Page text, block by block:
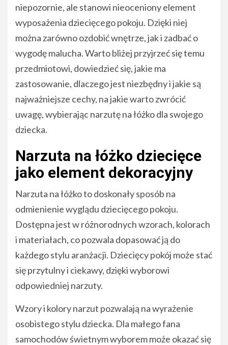
niepozornie, ale stanowi nieoceniony element
wyposażenia dziecięcego pokoju. Dzięki niej
można zarówno ozdobić wnętrze, jak i zadbać o
wygodę malucha. Warto bliżej przyjrzeć się temu
przedmiotowi, dowiedzieć się, jakie ma
zastosowanie, dlaczego jest niezbędny i jakie są
najważniejsze cechy, na jakie warto zwrócić
uwagę, wybierając narzutę na łóżko dla swojego
dziecka.
Narzuta na łóżko dziecięce
jako element dekoracyjny
Narzuta na łóżko to doskonały sposób na
odmienienie wyglądu dziecięcego pokoju.
Dostępna jest w różnorodnych wzorach, kolorach
i materiałach, co pozwala dopasować ją do
każdego stylu aranżacji. Dziecięcy pokój może stać
się przytulny i ciekawy, dzięki wyborowi
odpowiedniej narzuty.
Wzory i kolory narzut pozwalają na wyrażenie
osobistego stylu dziecka. Dla małego fana
samochodów świetnym wyborem może okazać się